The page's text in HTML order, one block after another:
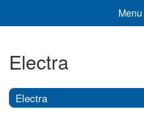
Electra
Electra